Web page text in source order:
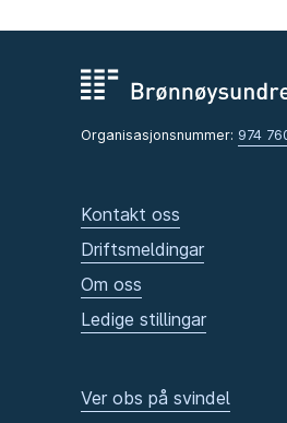
Organisasjonsnummer: 974
Kontakt oss
Driftsmeldingar
Om oss
Ledige stillingar
Ver obs på svindel